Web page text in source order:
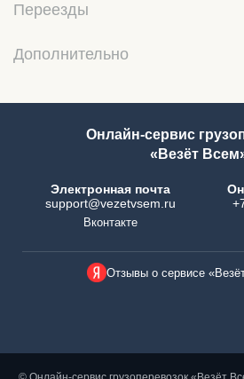
Переезды
Дополнительно
Онлайн-сервис
«Везёт
Электронная почта
support@vezetvsem.ru
Вконтакте
Отзывы о сервисе